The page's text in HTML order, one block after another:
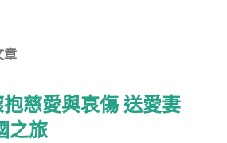
章
慈愛與哀傷 送愛妻
之旅